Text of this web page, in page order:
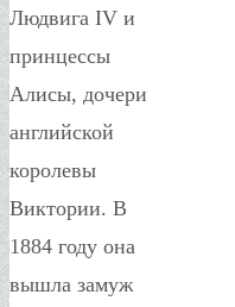
Людвига IV и
принцессы
Алисы, дочери
английской
королевы
Виктории. В
1884 году она
вышла замуж